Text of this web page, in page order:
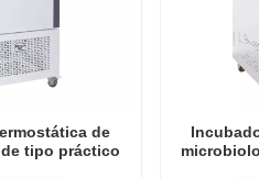
de
tipo práctico